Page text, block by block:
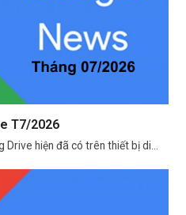
T7/2026
hiện đã có trên thiết bị di…